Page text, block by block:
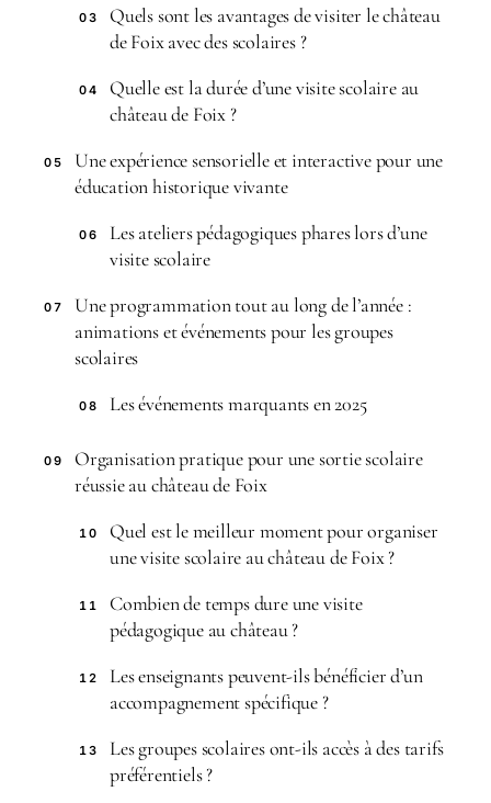
03
Quels sont les avantages de visiter le château
de Foix avec des scolaires ?
04
Quelle est la durée d’une visite scolaire au
château de Foix ?
05
Une expérience sensorielle et interactive pour une
éducation historique vivante
06
Les ateliers pédagogiques phares lors d’une
visite scolaire
07
Une programmation tout au long de l’année :
animations et événements pour les groupes
scolaires
08 Les événements marquants en 2025
09
Organisation pratique pour une sortie scolaire
réussie au château de Foix
10
Quel est le meilleur moment pour organiser
une visite scolaire au château de Foix ?
11
Combien de temps dure une visite
pédagogique au château ?
12
Les enseignants peuvent-ils bénéficier d’un
accompagnement spécifique ?
13
Les groupes scolaires ont-ils accès à des tarifs
préférentiels ?